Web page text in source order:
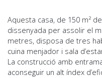
Aquesta casa, de 150 m²
dissenyada per assolir el
metres, disposa de tres
cuina menjador i sala
La construcció amb
aconseguir un alt índex